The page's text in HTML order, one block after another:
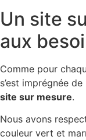
Un site
aux
Comme pour
s’est imprégnée
site sur mesure.
Nous avons
couleur vert et